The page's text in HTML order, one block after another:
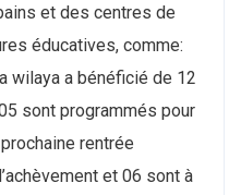
et des centres de
éducatives, comme:
wilaya a bénéficié de 12
sont programmés pour
rentrée
et 06 sont à